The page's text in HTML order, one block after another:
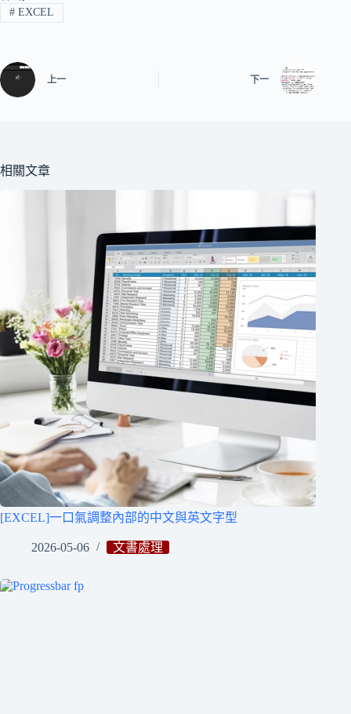
#EXCEL
上一 下一
相關文章
[EXCEL]一口氣調整內部的中文與英文字型
2026-05-06 文書處理